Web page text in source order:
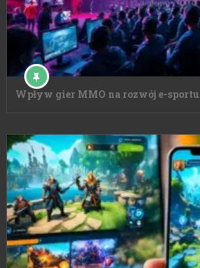
Wpływ gier MMO na rozwój e-sportu